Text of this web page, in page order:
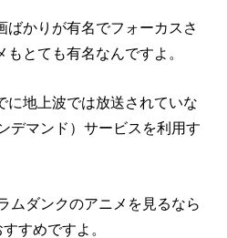
ばかりが有名でフォーカスさ
とても有名なんですよ。
に地上波では放送されていな
デマンド）サービスを利用す
ムダンクのアニメを見るなら
すめですよ。